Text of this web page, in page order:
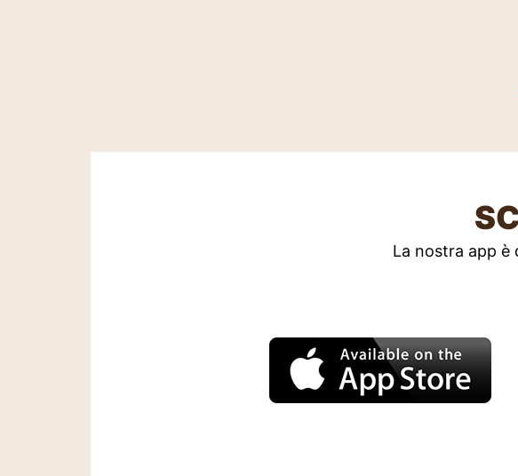
La nostra app è